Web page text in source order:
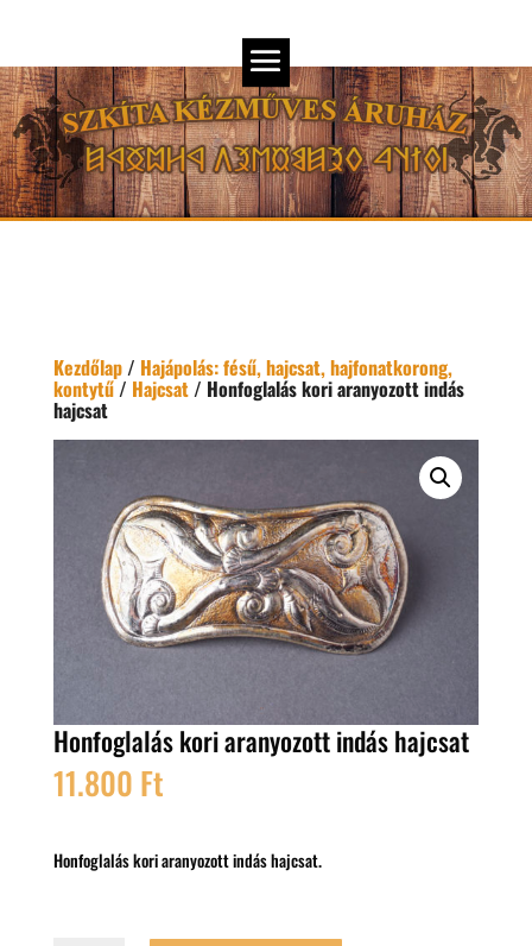
Kezdőlap/ Hajápolás: fésű, hajcsat, hajfonatkorong,
kontytű/ Hajcsat/ Honfoglalás kori aranyozott indás
hajcsat
Honfoglalás kori aranyozott indás hajcsat
11.800 Ft
Honfoglalás kori aranyozott indás hajcsat.